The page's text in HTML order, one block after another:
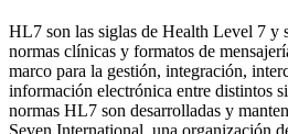
HL7 son las siglas de Health Level 7 y
normas clínicas y formatos de
marco para la gestión, integración,
información electrónica entre distintos
normas HL7 son desarrolladas y
Seven International, una organización